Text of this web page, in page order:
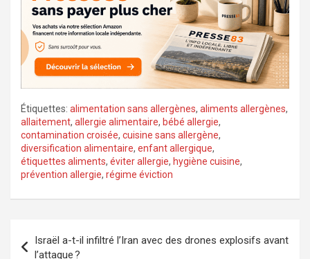
Étiquettes: alimentation sans allergènes, aliments allergènes,
allaitement, allergie alimentaire, bébé allergie,
contamination croisée, cuisine sans allergène,
diversification alimentaire, enfant allergique,
étiquettes aliments, éviter allergie, hygiène cuisine,
prévention allergie, régime éviction
de
Israël a-t-il infiltré l’Iran avec des drones explosifs avant
l’attaque ?